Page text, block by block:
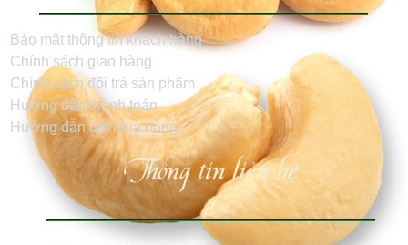
Bảo mật thông tin khách hàng
Chính sách giao hàng
Chính sách đổi trả sản phẩm
Hướng dẫn thanh toán
Hướng dẫn đặt mua hàng
Thông tin liên hệ